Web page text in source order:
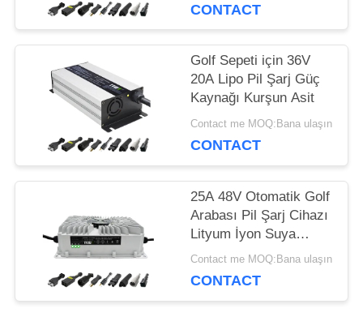
POLICY
CONTACT
Golf Sepeti için 36V
20A Lipo Pil Şarj Güç
Kaynağı Kurşun Asit
Contact me MOQ:Bana ulaşın
CONTACT
25A 48V Otomatik Golf
Arabası Pil Şarj Cihazı
Lityum İyon Suya
Dayanıklı
Contact me MOQ:Bana ulaşın
CONTACT